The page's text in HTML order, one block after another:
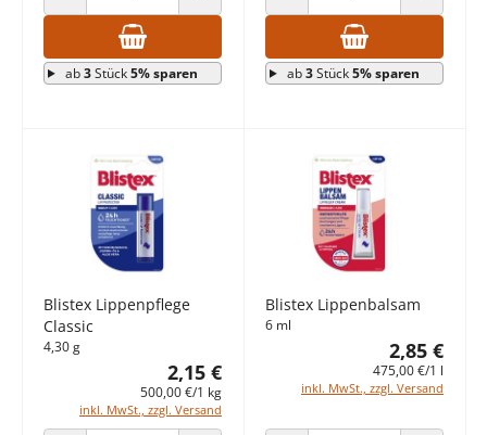
ANZAHL VERRINGERN ANZAHL ERHÖHEN
ab3Stück5% sparen
ANZAHL VERRINGERN ANZAHL
ab3Stück5% sparen
Blistex Lippenpflege
Classic
4,30 g
2,15 €
500,00 €/1 kg
inkl. MwSt., zzgl. Versand
Blistex Lippenbalsam
6 ml
2,85 €
475,00 €/1 l
inkl. MwSt., zzgl. Versand